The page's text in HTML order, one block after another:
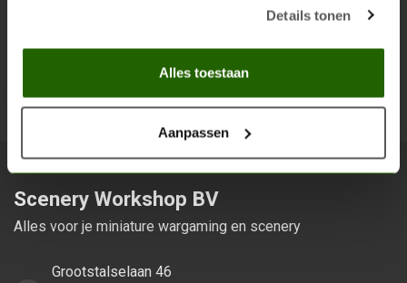
Details tonen
Alles toestaan
Aanpassen
Blijf op de hoogte over onze laatste acties
Scenery Workshop BV
Alles voor je miniature wargaming en scenery
Grootstalselaan 46